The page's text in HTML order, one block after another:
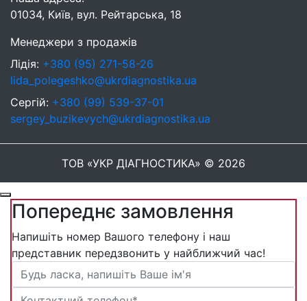
01034, Київ, вул. Рейтарська, 18
Менеджери з продажів
Лідія: +380 (95) 271-58-26
lida_polegeshko@ukrdiagnostika.ua
Сергій: +380 (99) 539-37-01
sergey_buzikevych@ukrdiagnostika.ua
ТОВ «УКР ДІАГНОСТИКА» © 2026
Попереднє замовлення
Напишіть номер Вашого телефону і наш
представник передзвонить у найближчий час!